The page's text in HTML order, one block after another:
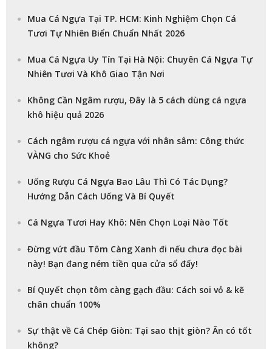
Mua Cá Ngựa Tại TP. HCM: Kinh Nghiệm Chọn Cá
Tươi Tự Nhiên Biển Chuẩn Nhất 2026
Mua Cá Ngựa Uy Tín Tại Hà Nội: Chuyên Cá Ngựa Tự
Nhiên Tươi Và Khô Giao Tận Nơi
Không Cần Ngâm rượu, Đây là 5 cách dùng cá ngựa
khô hiệu quả 2026
Cách ngâm rượu cá ngựa với nhân sâm: Công thức
VÀNG cho Sức Khoẻ
Uống Rượu Cá Ngựa Bao Lâu Thì Có Tác Dụng?
Hướng Dẫn Cách Uống Và Bí Quyết
Cá Ngựa Tươi Hay Khô: Nên Chọn Loại Nào Tốt
Đừng vứt đầu Tôm Càng Xanh đi nếu chưa đọc bài
này! Bạn đang ném tiền qua cửa sổ đấy!
Bí Quyết chọn tôm càng gạch đầu: Cách soi vỏ & kẽ
chân chuẩn 100%
Sự thật về Cá Chép Giòn: Tại sao thịt giòn? Ăn có tốt
không?